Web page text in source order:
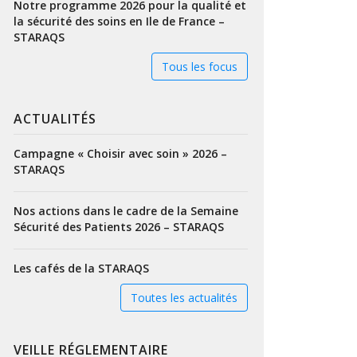
Notre programme 2026 pour la qualité et
la sécurité des soins en Ile de France –
STARAQS
Tous les focus
ACTUALITÉS
Campagne « Choisir avec soin » 2026 –
STARAQS
Nos actions dans le cadre de la Semaine
Sécurité des Patients 2026 – STARAQS
Les cafés de la STARAQS
Toutes les actualités
VEILLE RÉGLEMENTAIRE